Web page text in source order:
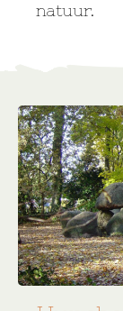
natuur.